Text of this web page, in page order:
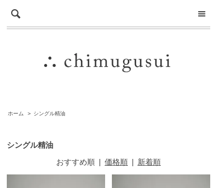
ホーム > シングル精油
シングル精油
おすすめ順 価格順 新着順